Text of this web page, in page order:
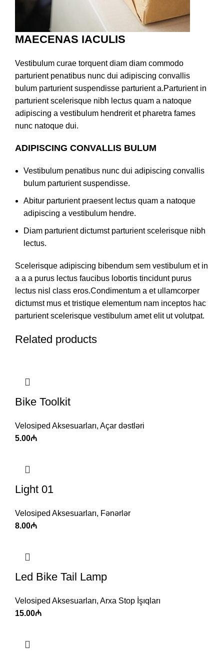
MAECENAS IACULIS
Vestibulum curae torquent diam diam commodo
parturient penatibus nunc dui adipiscing convallis
bulum parturient suspendisse parturient a.Parturient in
parturient scelerisque nibh lectus quam a natoque
adipiscing a vestibulum hendrerit et pharetra fames
nunc natoque dui.
ADIPISCING CONVALLIS BULUM
Vestibulum penatibus nunc dui adipiscing convallis
bulum parturient suspendisse.
Abitur parturient praesent lectus quam a natoque
adipiscing a vestibulum hendre.
Diam parturient dictumst parturient scelerisque nibh
lectus.
Scelerisque adipiscing bibendum sem vestibulum et in
a a a purus lectus faucibus lobortis tincidunt purus
lectus nisl class eros.Condimentum a et ullamcorper
dictumst mus et tristique elementum nam inceptos hac
parturient scelerisque vestibulum amet elit ut volutpat.
Related products
Bike Toolkit
Velosiped Aksesuarları, Açar dəstləri
5.00₼
Light 01
Velosiped Aksesuarları, Fənərlər
8.00₼
Led Bike Tail Lamp
Velosiped Aksesuarları, Arxa Stop İşıqları
15.00₼